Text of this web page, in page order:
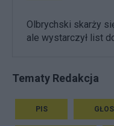
Olbrychski skarży
ale wystarczył list
Tematy Redakcja
PIS